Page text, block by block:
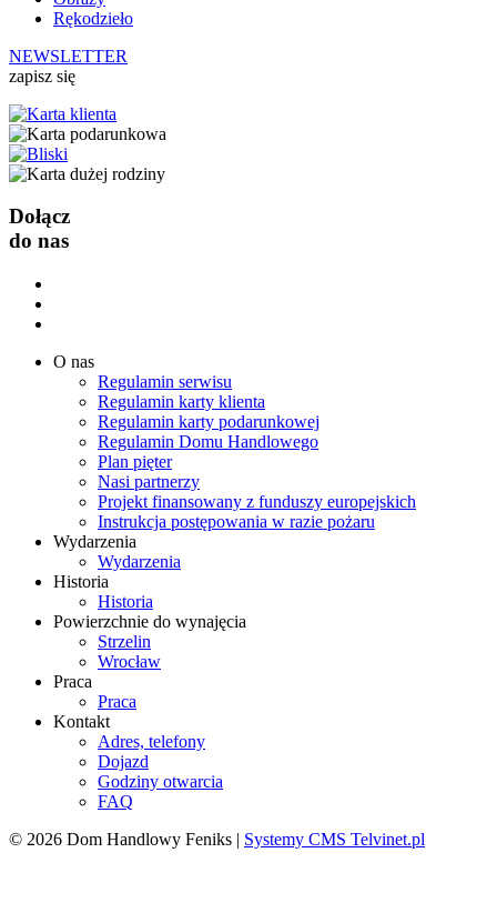
Rękodzieło
NEWSLETTER
zapisz się
Dołącz
do nas
O nas
Regulamin serwisu
Regulamin karty klienta
Regulamin karty podarunkowej
Regulamin Domu Handlowego
Plan pięter
Nasi partnerzy
Projekt finansowany z funduszy europejskich
Instrukcja postępowania w razie pożaru
Wydarzenia
Wydarzenia
Historia
Historia
Powierzchnie do wynajęcia
Strzelin
Wrocław
Praca
Praca
Kontakt
Adres, telefony
Dojazd
Godziny otwarcia
FAQ
© 2026 Dom Handlowy Feniks | Systemy CMS Telvinet.pl